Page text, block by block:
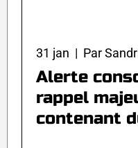
31 jan | Par
Alerte
rappel
contenant